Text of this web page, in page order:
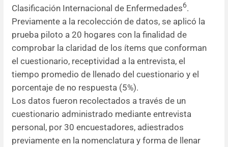
Clasificación Internacional de Enfermedades6.
Previamente a la recolección de datos, se aplicó la
prueba piloto a 20 hogares con la finalidad de
comprobar la claridad de los ítems que conforman
el cuestionario, receptividad a la entrevista, el
tiempo promedio de llenado del cuestionario y el
porcentaje de no respuesta (5%).
Los datos fueron recolectados a través de un
cuestionario administrado mediante entrevista
personal, por 30 encuestadores, adiestrados
previamente en la nomenclatura y forma de llenar